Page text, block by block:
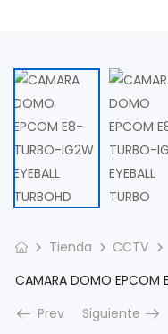
Tienda
CCTV
Prev
Siguiente